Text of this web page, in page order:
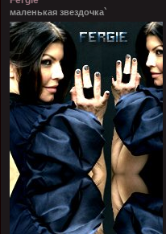
маленькая звездочка`